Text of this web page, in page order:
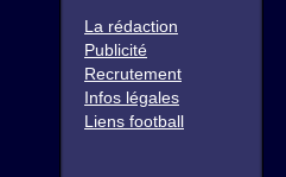
La rédaction
Publicité
Recrutement
Infos légales
Liens football